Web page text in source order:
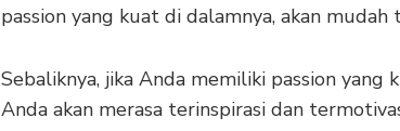
passion yang kuat di dalamnya, akan
Sebaliknya, jika Anda memiliki passion yang
Anda akan merasa terinspirasi dan